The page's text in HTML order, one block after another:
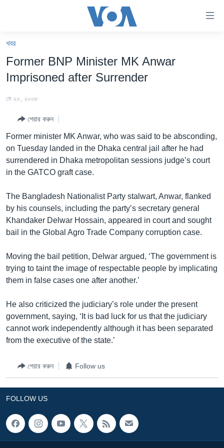
যান।
প্রধান
ন্যাভিগেশনে
যান
বিশ্ব
দক্ষিণ-এশিয়া
টেলিভিশন
ভিডিও
FOLLOW US
অন্য ভাষায় ওয়েব সাইট
খবর
Former BNP Minister MK Anwar
Imprisoned after Surrender
মে ২০, ২০০৮
শেয়ার করুন
Former minister MK Anwar, who was said to be absconding,
on Tuesday landed in the Dhaka central jail after he had
surrendered in Dhaka metropolitan sessions judge’s court
in the GATCO graft case.
The Bangladesh Nationalist Party stalwart, Anwar, flanked
by his counsels, including the party’s secretary general
Khandaker Delwar Hossain, appeared in court and sought
bail in the Global Agro Trade Company corruption case.
Moving the bail petition, Delwar argued, ‘The government is
trying to taint the image of respectable people by implicating
them in false cases one after another.’
He also criticized the judiciary’s role under the present
government, saying, ‘It is bad luck for us that the judiciary
cannot work independently although it has been separated
from the executive of the state.’
শেয়ার করুন Follow us
FOLLOW US